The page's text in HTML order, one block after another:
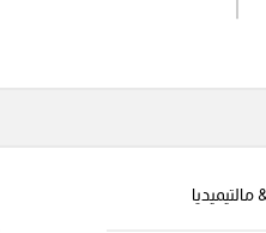
تعليق
مالتيميديا